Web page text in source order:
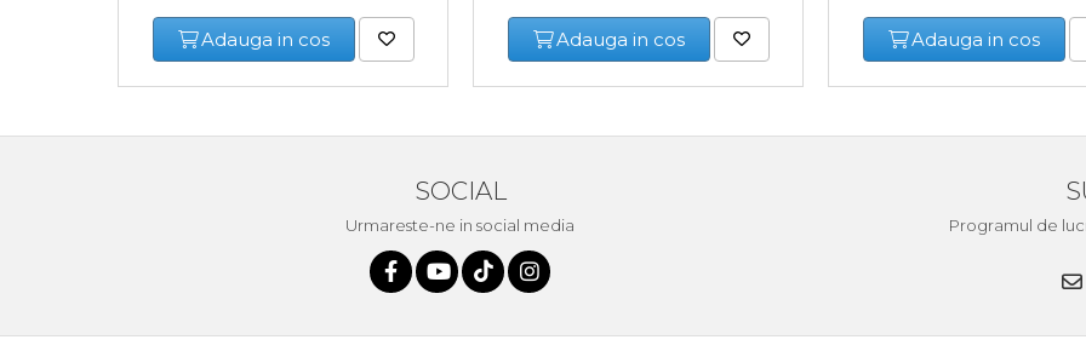
Presa Hidraulica Tinichigerie
Adauga in cos Adauga in cos Adauga in cos
SOCIAL
Urmareste-ne in social media Programul de